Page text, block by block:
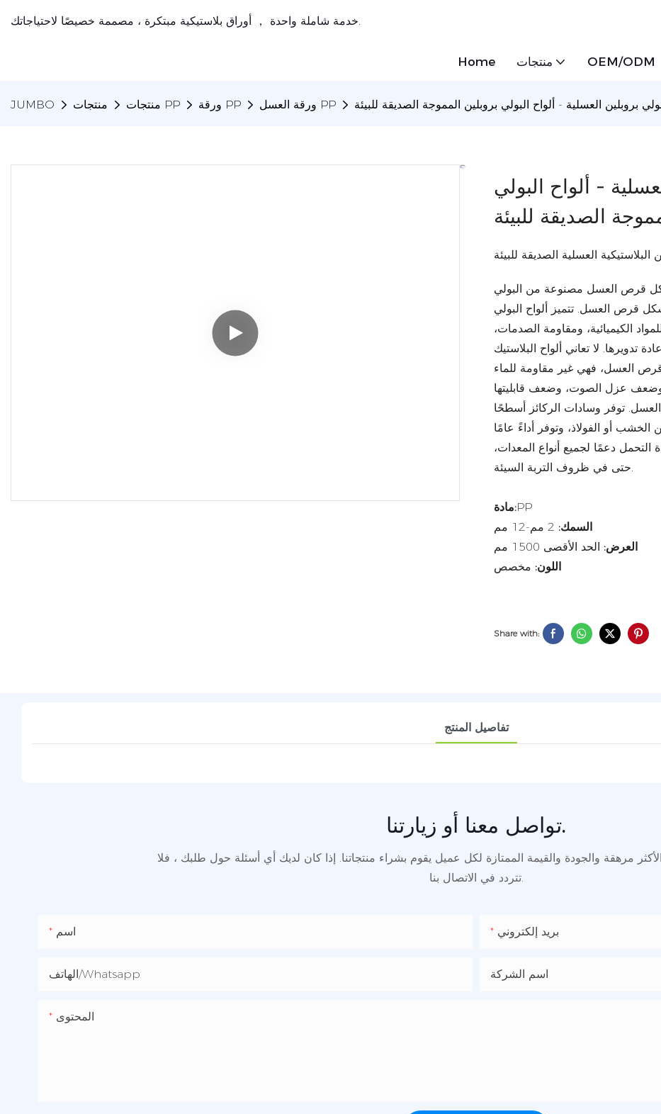
خدمة شاملة واحدة ， أوراق بلاستيكية مبتكرة ، مصممة خصيصًا لاحتياجاتك.
Home منتجات OEM/ODM
JUMBO منتجات منتجات PP ورقة PP ورقة العسل PP بروبلين العسلية - ألواح البولي بروبلين المموجة الصديقة للبيئة
- ألواح البولي
الصديقة للبيئة
العسلية الصديقة للبيئة
شكل قرص العسل مصنوعة من البولي
قرص العسل. تتميز ألواح البولي
الكيميائية، ومقاومة الصدمات،
تدويرها. لا تعاني ألواح البلاستيك
العسل، فهي غير مقاومة للماء
وضعف عزل الصوت، وضعف قابليتها
توفر وسادات الركائز أسطحًا
الخشب أو الفولاذ، وتوفر أداءً عامًا
دعمًا لجميع أنواع المعدات،
مادة:PP
السمك:
العرض: الحد الأقصى 1500 مم
اللون: مخصص
Share with:
تفاصيل المنتج
تواصل معنا أو زيارتنا.
مرهقة والجودة والقيمة الممتازة لكل عميل يقوم بشراء منتجاتنا. إذا كان لديك أي أسئلة حول طلبك ، فلا
تتردد في الاتصال بنا.
اسم بريد إلكتروني
الهاتف/whatsapp اسم الشركة
المحتوى